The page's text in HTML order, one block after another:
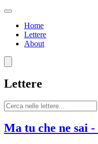
Home
Lettere
About
Lettere
Ma tu che ne sai -